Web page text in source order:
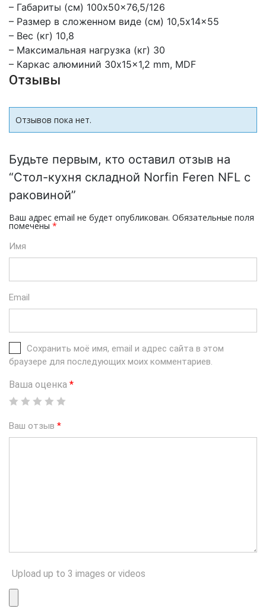
– Габариты (см) 100x50x76,5/126
– Размер в сложенном виде (см) 10,5x14x55
– Вес (кг) 10,8
– Максимальная нагрузка (кг) 30
– Каркас алюминий 30x15x1,2 mm, MDF
Отзывы
Отзывов пока нет.
Будьте первым, кто оставил отзыв на
“Стол-кухня складной Norfin Feren NFL с
раковиной”
Ваш адрес email не будет опубликован. Обязательные поля
помечены *
Имя
Email
Сохранить моё имя, email и адрес сайта в этом
браузере для последующих моих комментариев.
Ваша оценка *
Ваш отзыв *
Upload up to 3 images or videos